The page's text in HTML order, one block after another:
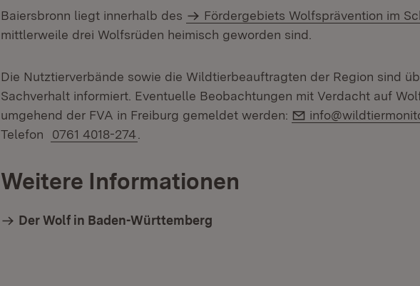
Baiersbronn liegt innerhalb des Fördergebiets Wolfsprävention im
mittlerweile drei Wolfsrüden heimisch geworden sind.
Die Nutztierverbände sowie die Wildtierbeauftragten der Region sind
Sachverhalt informiert. Eventuelle Beobachtungen mit Verdacht auf
umgehend der FVA in Freiburg gemeldet werden:
E-Mail:
Telefon
0761 4018-274
Weitere Informationen
Der Wolf in Baden-Württemberg